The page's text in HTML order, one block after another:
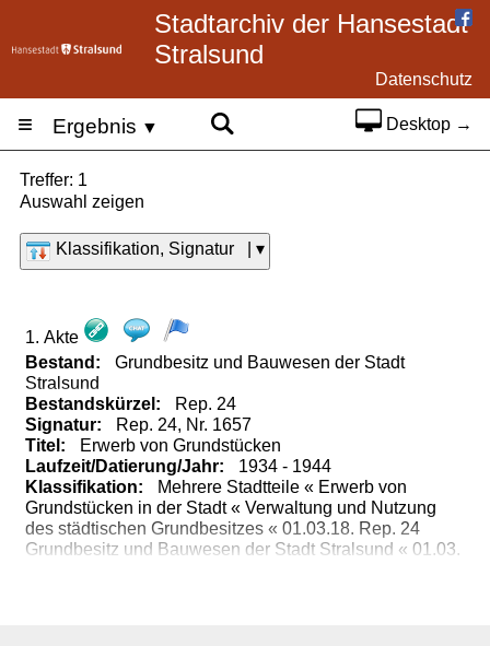
Stadtarchiv der Hansestadt
Stralsund
Datenschutz
≡ Ergebnis ▼ Desktop →
Treffer: 1
Auswahl zeigen
Klassifikation, Signatur | ▾
1. Akte
Bestand:
Grundbesitz und Bauwesen der Stadt
Stralsund
Bestandskürzel:
Rep. 24
Signatur:
Rep. 24, Nr. 1657
Titel:
Erwerb von Grundstücken
Laufzeit/Datierung/Jahr:
1934 - 1944
Klassifikation:
Mehrere Stadtteile « Erwerb von
Grundstücken in der Stadt « Verwaltung und Nutzung
des städtischen Grundbesitzes « 01.03.18. Rep. 24
Grundbesitz und Bauwesen der Stadt Stralsund « 01.03.